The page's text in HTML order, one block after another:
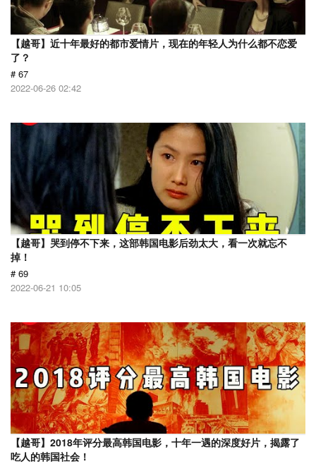
【越哥】近十年最好的都市爱情片，现在的年轻人为什么都不恋爱
了？
# 67
2022-06-26 02:42
【越哥】哭到停不下来，这部韩国电影后劲太大，看一次就忘不
掉！
# 69
2022-06-21 10:05
【越哥】2018年评分最高韩国电影，十年一遇的深度好片，揭露了
吃人的韩国社会！